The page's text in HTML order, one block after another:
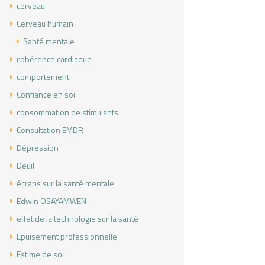
7176186-scaled
cerveau
Cerveau humain
Santé mentale
cohérence cardiaque
comportement
Confiance en soi
consommation de stimulants
Consultation EMDR
Dépression
Deuil
écrans sur la santé mentale
Edwin OSAYAMWEN
effet de la technologie sur la santé
Epuisement professionnelle
Estime de soi